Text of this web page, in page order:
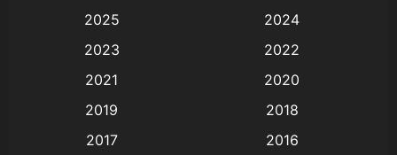
Animation การ์ตูน
Animation อนิเมะ
2025
2024
2023
2022
2021
2020
2019
2018
2017
2016